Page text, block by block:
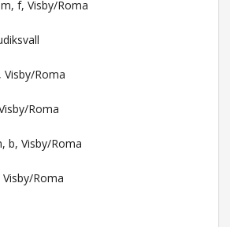
f, Visby/Roma
Roma
Roma
b, Visby/Roma
Roma